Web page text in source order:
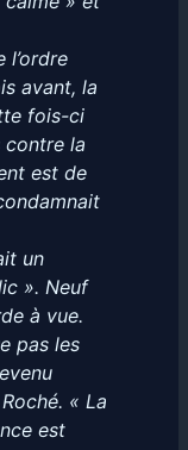
avant, la
fois-ci
la
est de
un
». Neuf
à vue.
pas les
« La
est